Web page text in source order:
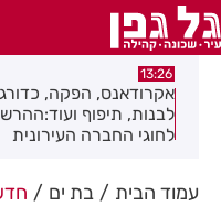
13:26
אקרודאנס, הפקה,
לבנות, תיפוף
לחוגי החברה העירונית
עמוד הבית בת ים